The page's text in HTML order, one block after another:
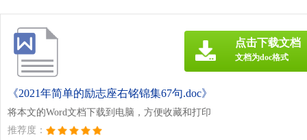
《2021年简单的励志座右铭锦集67句.doc》
将本文的Word文档下载到电脑，方便收藏和打印
推荐度：
点击下载文档
文档为doc格式